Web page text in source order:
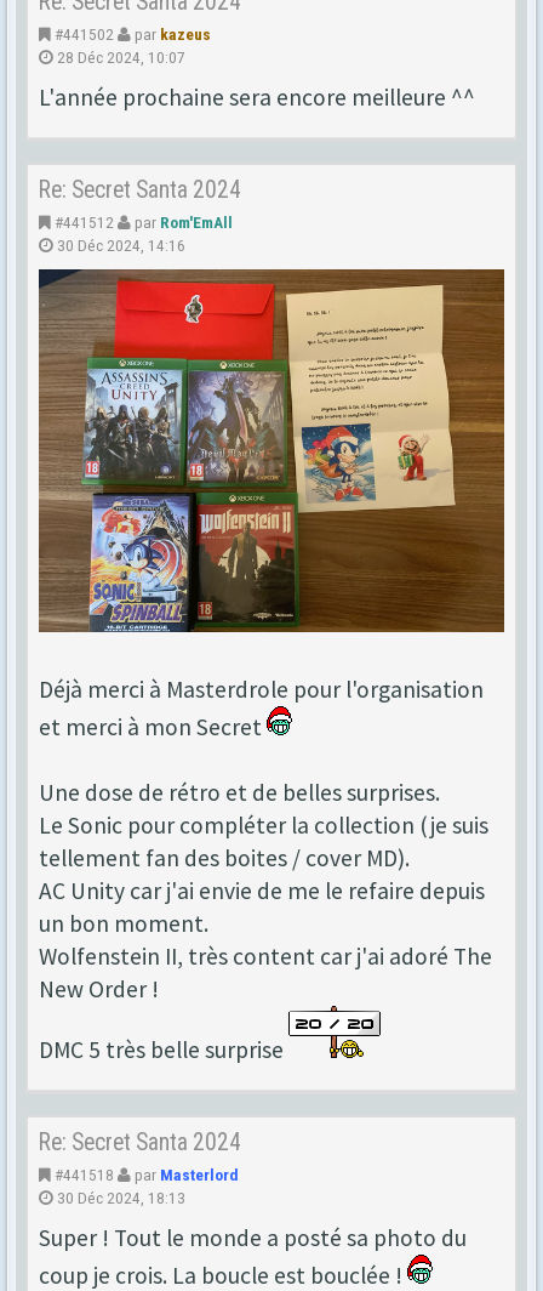
#441502 par kazeus
28 Déc 2024, 10:07
L'année prochaine sera encore meilleure ^^
Re: Secret Santa 2024
#441512 par Rom'EmAll
30 Déc 2024, 14:16
Déjà merci à Masterdrole pour l'organisation
et merci à mon Secret
Une dose de rétro et de belles surprises.
Le Sonic pour compléter la collection (je suis
tellement fan des boites / cover MD).
AC Unity car j'ai envie de me le refaire depuis
un bon moment.
Wolfenstein II, très content car j'ai adoré The
New Order !
DMC 5 très belle surprise
Re: Secret Santa 2024
#441518 par Masterlord
30 Déc 2024, 18:13
Super ! Tout le monde a posté sa photo du
coup je crois. La boucle est bouclée !